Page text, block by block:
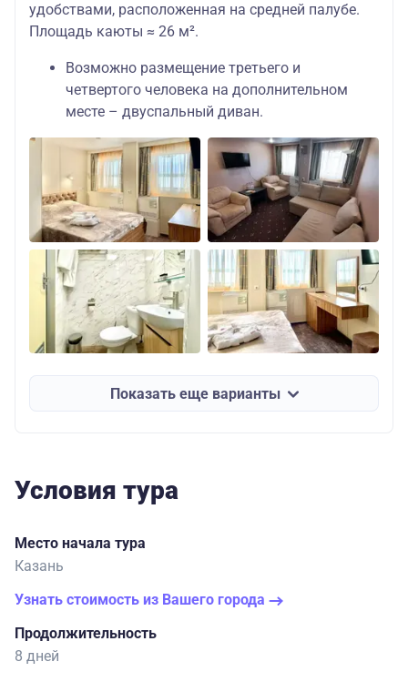
удобствами, расположенная на средней палубе.
Площадь каюты ≈ 26 м².
Возможно размещение третьего и
четвертого человека на дополнительном
месте – двуспальный диван.
Показать еще варианты
Условия тура
Место начала тура
Казань
Узнать стоимость из Вашего города
Продолжительность
8 дней